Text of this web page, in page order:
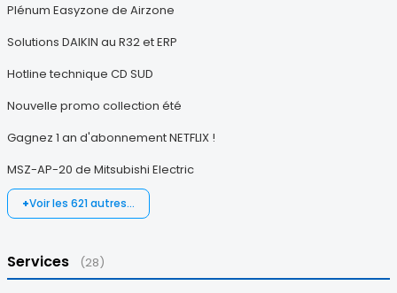
Plénum Easyzone de Airzone
Solutions DAIKIN au R32 et ERP
Hotline technique CD SUD
Nouvelle promo collection été
Gagnez 1 an d'abonnement NETFLIX !
MSZ-AP-20 de Mitsubishi Electric
Voir les 621 autres…
Services (28)